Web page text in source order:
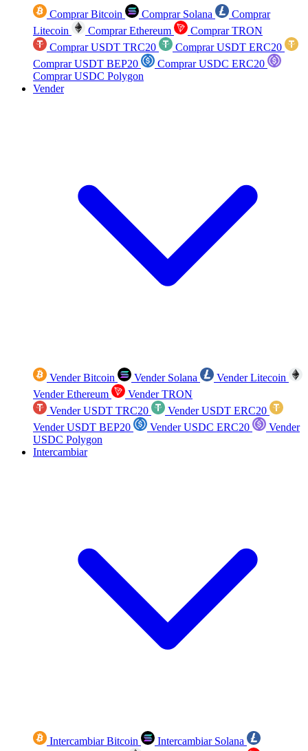
Comprar Bitcoin Comprar Solana
Comprar
Litecoin
Comprar Ethereum
Comprar TRON
Comprar USDT TRC20
Comprar USDT ERC20
Comprar USDT BEP20
Comprar USDC ERC20
Comprar USDC Polygon
Vender
Vender Bitcoin Vender Solana
Vender Litecoin
Vender Ethereum
Vender TRON
Vender USDT TRC20
Vender USDT ERC20
Vender USDT BEP20
Vender USDC ERC20
Vender
USDC Polygon
Intercambiar
Intercambiar Bitcoin
Intercambiar Solana